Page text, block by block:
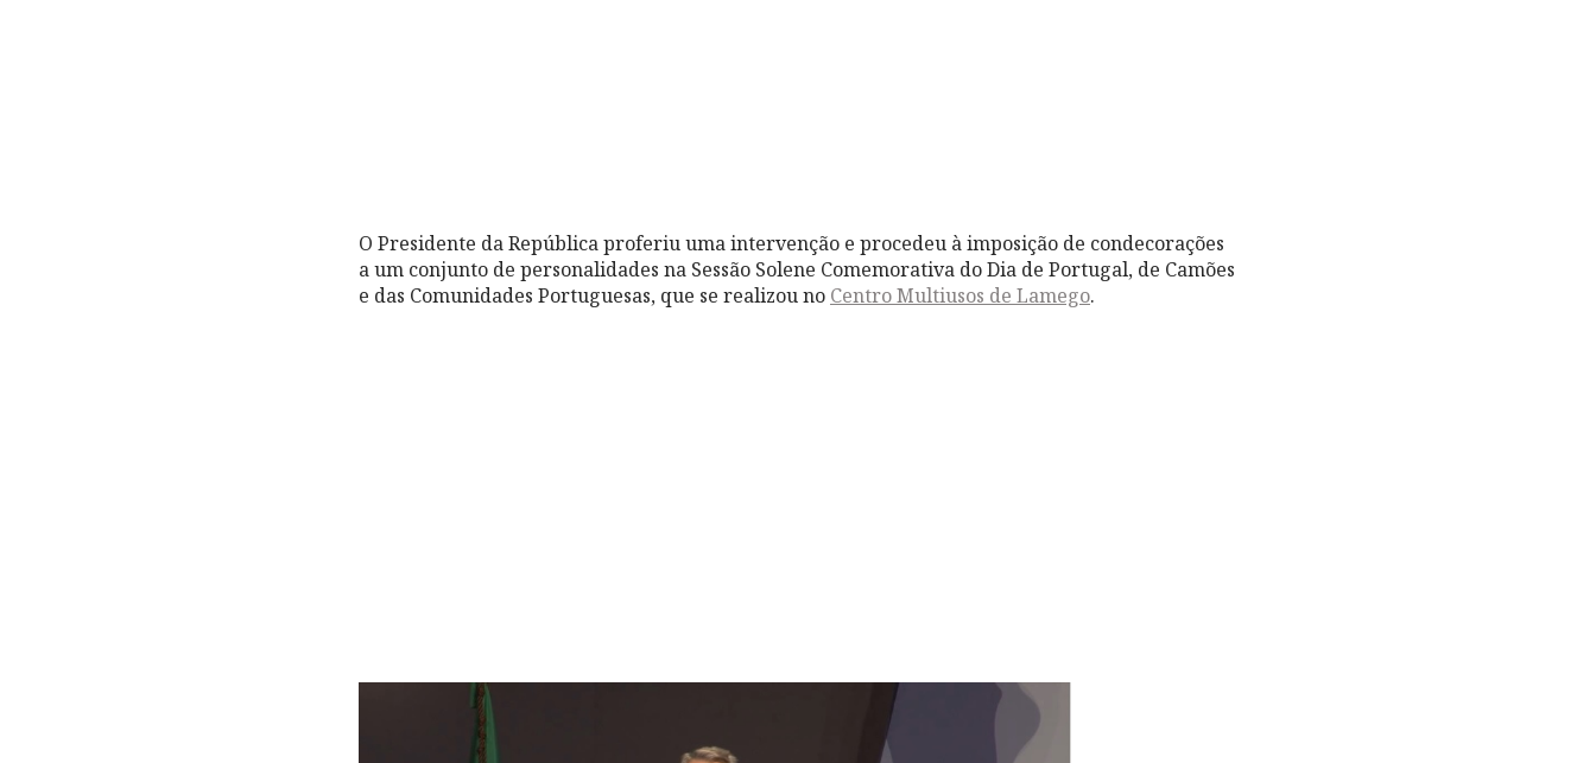
O Presidente da República proferiu uma intervenção e procedeu à imposição de condecorações
a um conjunto de personalidades na Sessão Solene Comemorativa do Dia de Portugal, de Camões
e das Comunidades Portuguesas, que se realizou no Centro Multiusos de Lamego.